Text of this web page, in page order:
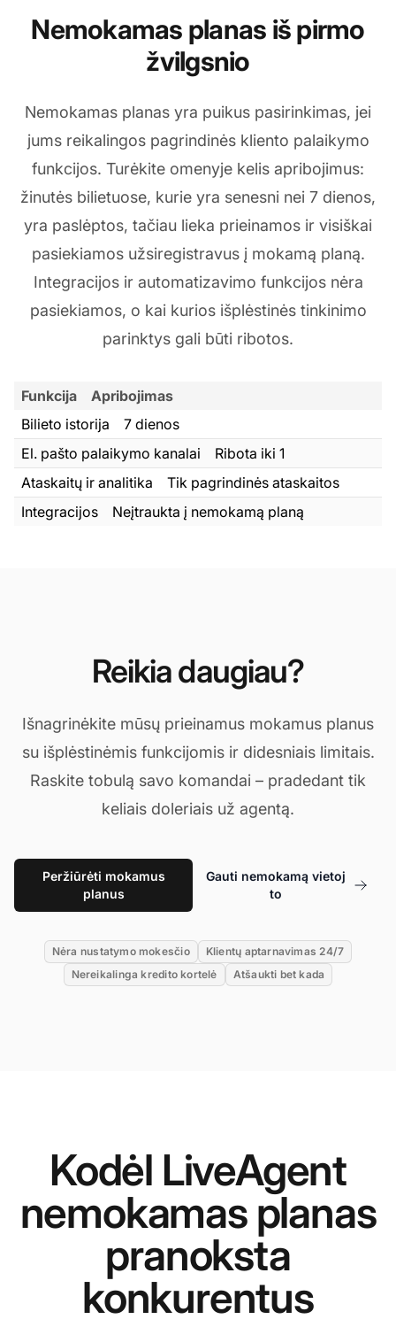
Nemokamas planas iš pirmo
žvilgsnio
Nemokamas planas yra puikus pasirinkimas, jei
jums reikalingos pagrindinės kliento palaikymo
funkcijos. Turėkite omenyje kelis apribojimus:
žinutės bilietuose, kurie yra senesni nei 7 dienos,
yra paslėptos, tačiau lieka prieinamos ir visiškai
pasiekiamos užsiregistravus į mokamą planą.
Integracijos ir automatizavimo funkcijos nėra
pasiekiamos, o kai kurios išplėstinės tinkinimo
parinktys gali būti ribotos.
Funkcija
Apribojimas
Bilieto istorija
7 dienos
El. pašto palaikymo kanalai
Ribota iki 1
Ataskaitų ir analitika
Tik pagrindinės ataskaitos
Integracijos
Neįtraukta į nemokamą planą
Reikia daugiau?
Išnagrinėkite mūsų prieinamus mokamus planus
su išplėstinėmis funkcijomis ir didesniais limitais.
Raskite tobulą savo komandai – pradedant tik
keliais doleriais už agentą.
Peržiūrėti mokamus
planus
Gauti nemokamą vietoj
to
Nėra nustatymo mokesčio
Klientų aptarnavimas 24/7
Nereikalinga kredito kortelė
Atšaukti bet kada
Kodėl LiveAgent
nemokamas planas
pranoksta
konkurentus